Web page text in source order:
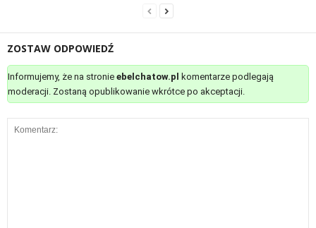
ZOSTAW ODPOWIEDŹ
Informujemy, że na stronie ebelchatow.pl
komentarze podlegają
moderacji. Zostaną opublikowanie wkrótce po akceptacji.